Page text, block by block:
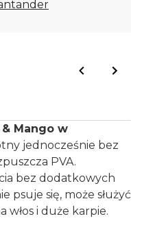
Mango w
jednocześnie bez
PVA.
bez dodatkowych
psuje się, może służyć
włos i duże karpie.